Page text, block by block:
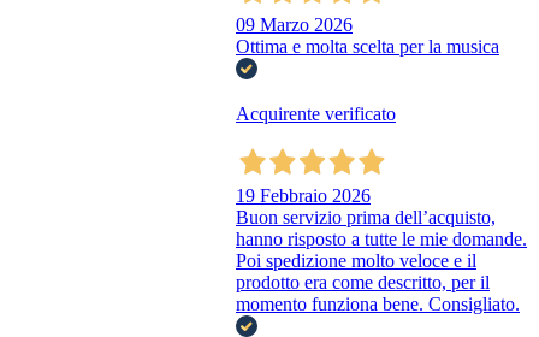
09 Marzo 2026
Ottima e molta scelta per la musica
Acquirente verificato
19 Febbraio 2026
Buon servizio prima dell’acquisto,
hanno risposto a tutte le mie domande.
Poi spedizione molto veloce e il
prodotto era come descritto, per il
momento funziona bene. Consigliato.